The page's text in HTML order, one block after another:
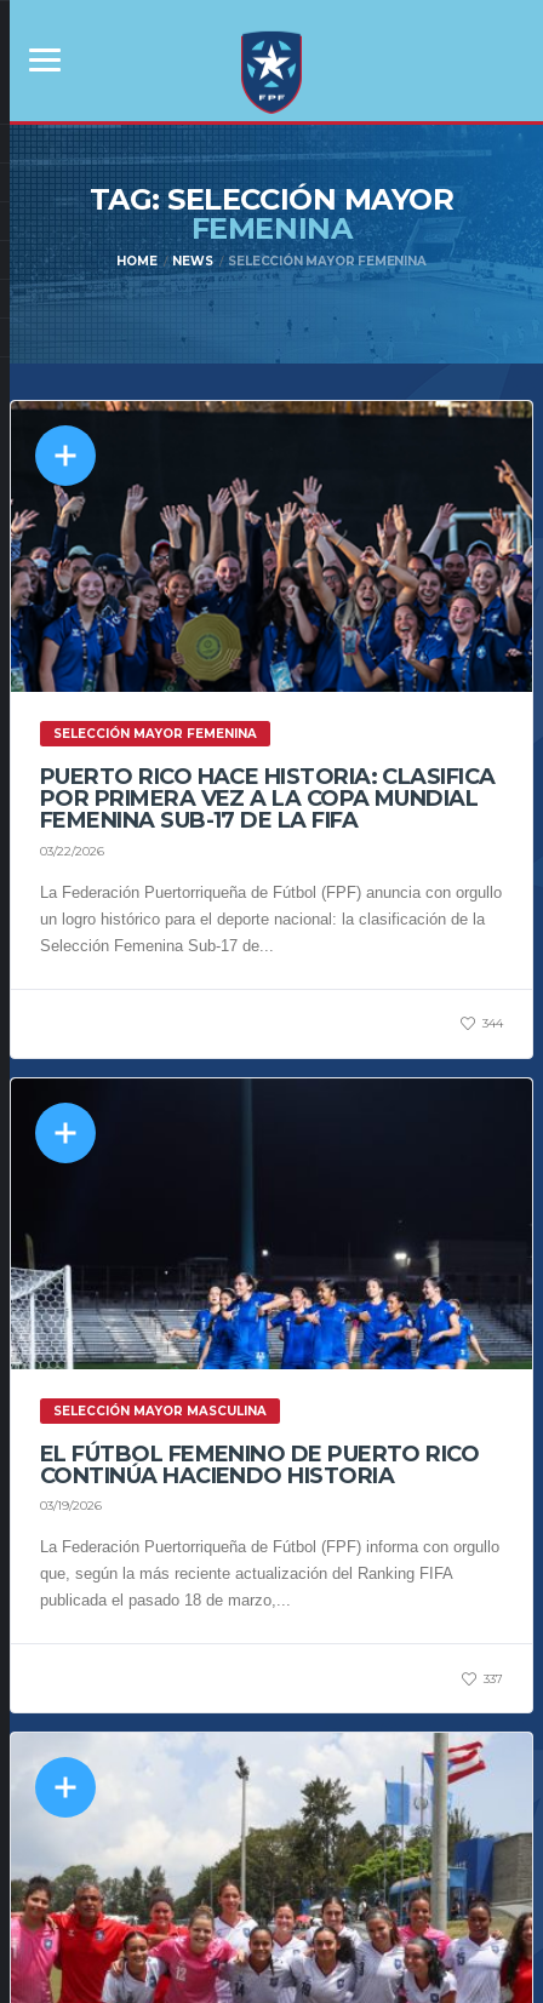
TAG: SELECCIÓN MAYOR
FEMENINA
HOME NEWS SELECCIÓN MAYOR FEMENINA
SELECCIÓN MAYOR FEMENINA
PUERTO RICO HACE HISTORIA: CLASIFICA
POR PRIMERA VEZ A LA COPA MUNDIAL
FEMENINA SUB-17 DE LA FIFA
03/22/2026
La Federación Puertorriqueña de Fútbol (FPF) anuncia con orgullo
un logro histórico para el deporte nacional: la clasificación de la
Selección Femenina Sub-17 de...
344
SELECCIÓN MAYOR MASCULINA
EL FÚTBOL FEMENINO DE PUERTO RICO
CONTINÚA HACIENDO HISTORIA
03/19/2026
La Federación Puertorriqueña de Fútbol (FPF) informa con orgullo
que, según la más reciente actualización del Ranking FIFA
publicada el pasado 18 de marzo,...
337